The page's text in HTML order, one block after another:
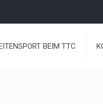
BEIM TTC